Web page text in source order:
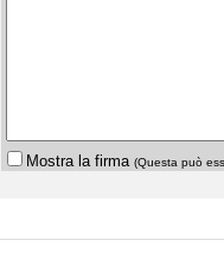
Mostra la firma (Questa può